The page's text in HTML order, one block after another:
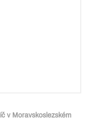
v Moravskoslezském